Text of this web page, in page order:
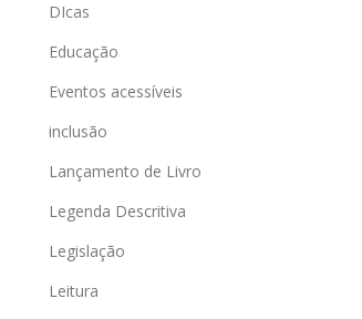
DIcas
Educação
Eventos acessíveis
inclusão
Lançamento de Livro
Legenda Descritiva
Legislação
Leitura